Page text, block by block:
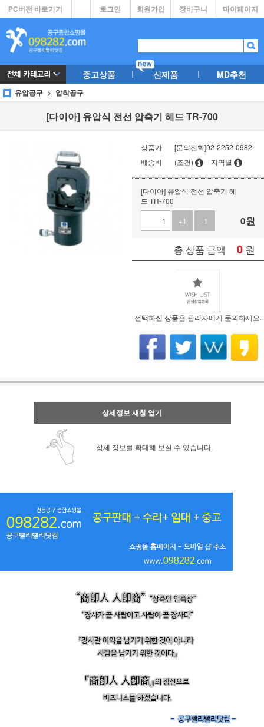
PC버전 바로가기 마이페이지
장바구니
회원가입
로그인
중고상품 신제품 MD추천
유압공구 압착공구
[다이아] 유압식 전선 압축기 헤드 TR-700
상품가
[문의전화]02-2252-0982
배송비
(조건) 지역별
[다이아] 유압식 전선 압축기 헤
드 TR-700
+1
-1 0원
총 상품 금액 0 원
선택하신 상품은 관리자에게 문의하세요.
상세정보 새창 열기
상세 정보를 확대해 보실 수 있습니다.